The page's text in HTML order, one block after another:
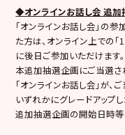
◆オンラインお話し会 追加
「オンラインお話し会」の
た方は、オンライン上での「
に後日ご参加いただけます。
本追加抽選企画にご当選さ
「オンラインお話し会」が、
いずれかにグレードアップ
追加抽選企画の開始日時等